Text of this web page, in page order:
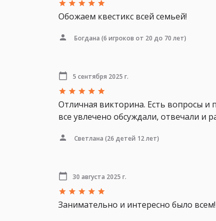
Обожаем квестикс всей семьей!
Богдана (6 игроков от 20 до 70 лет)
5 сентября 2025 г.
Отличная викторина. Есть вопросы
все увлечено обсуждали, отвечали и
Светлана (26 детей 12 лет)
30 августа 2025 г.
Занимательно и интересно было